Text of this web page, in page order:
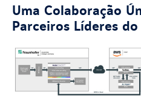
Uma Colaboração
Parceiros Líderes